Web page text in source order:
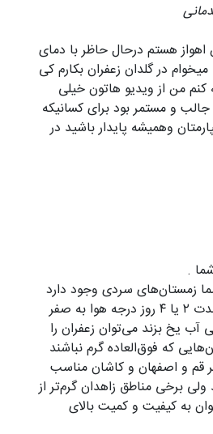
هستم درحال حاظر با دمای
۵۵درجه میخوام در گلدان زعفران بکارم کی
کنم من از ویدیو هاتون خیلی
و مستمر بود برای کسانیکه
وهمیشه پایدار باشید در
.
زمستان‌های سردی وجود دارد
که در آن حداقل به مدت ۲ یا ۴ روز درجه هوا به صفر
آب یخ بزند می‌توان زعفران را
که فوق‌العاده گرم نباشند
قم و اصفهان و کاشان مناسب
برخی مناطق زاهدان گرم‌تر از
به کیفیت و کمیت بالای